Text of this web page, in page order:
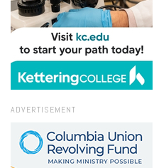
ADVERTISEMENT